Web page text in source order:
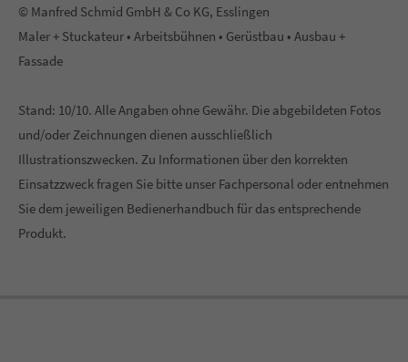
© Manfred Schmid GmbH & Co KG, Esslingen
Maler + Stuckateur • Arbeitsbühnen • Gerüstbau • Ausbau +
Fassade
Stand: 10/10. Alle Angaben ohne Gewähr. Die abgebildeten Fotos
und/oder Zeichnungen dienen ausschließlich
Illustrationszwecken. Zu Informationen über den korrekten
Einsatzzweck fragen Sie bitte unser Fachpersonal oder entnehmen
Sie dem jeweiligen Bedienerhandbuch für das entsprechende
Produkt.